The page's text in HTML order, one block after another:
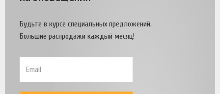
Будьте в курсе специальных предложений.
Большие распродажи каждый месяц!